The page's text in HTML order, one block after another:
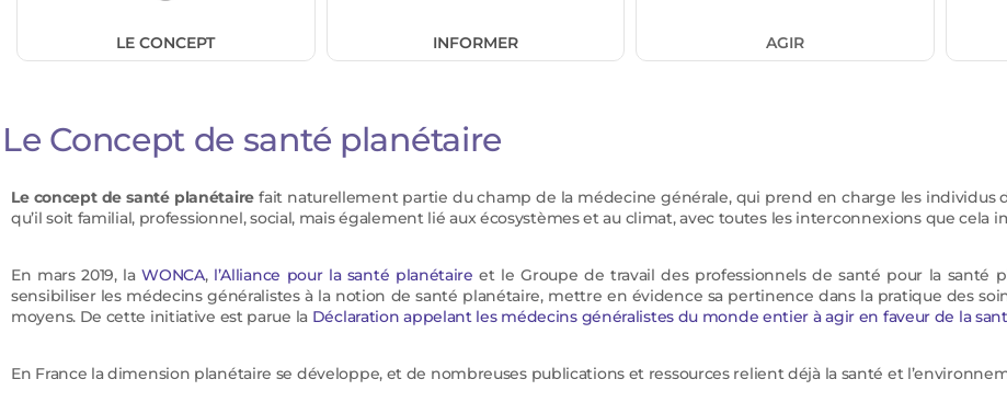
LE CONCEPT INFORMER AGIR
Le Concept de santé planétaire
Le concept de santé planétaire fait naturellement partie du champ de la médecine générale, qui prend en charge les individus
qu’il soit familial, professionnel, social, mais également lié aux écosystèmes et au climat, avec toutes les interconnexions que cela
En mars 2019, laWONCA, l’Alliance pour la santé planétaire et le Groupe de travail des professionnels de santé pour la santé
sensibiliser les médecins généralistes à la notion de santé planétaire, mettre en évidence sa pertinence dans la pratique des
moyens. De cette initiative est parue la Déclaration appelant les médecins généralistes du monde entier à agir en faveur de la
En France la dimension planétaire se développe, et de nombreuses publications et ressources relient déjà la santé et